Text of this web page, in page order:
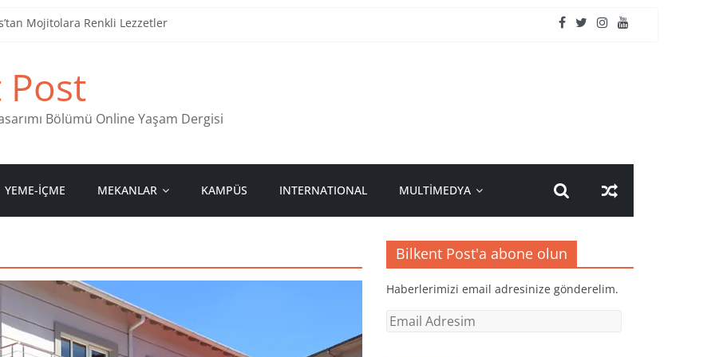
Mojitolara Renkli Lezzetler
Stamps in Ankara
Bölümü Online Yaşam Dergisi
YEME-İÇME MEKANLAR KAMPÜS INTERNATIONAL MULTİMEDYA
Bilkent Post'a abone olun
Haberlerimizi email adresinize gönderelim.
Email